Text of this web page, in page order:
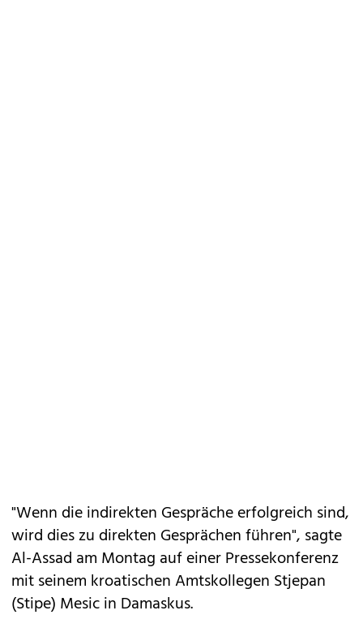
"Wenn die indirekten Gespräche erfolgreich sind,
wird dies zu direkten Gesprächen führen", sagte
Al-Assad am Montag auf einer Pressekonferenz
mit seinem kroatischen Amtskollegen Stjepan
(Stipe) Mesic in Damaskus.